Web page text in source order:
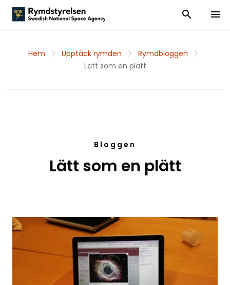
Visa och dölj
Visa
Hem Upptäck rymden
Rymdbloggen
Lätt som en plätt
Bloggen
Lätt som en plätt